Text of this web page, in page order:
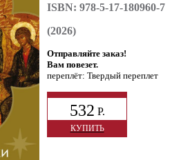
ISBN: 978-5-17-180960-7
(2026)
Отправляйте заказ!
Вам повезет.
переплёт: Твердый переплет
532 Р.
КУПИТЬ